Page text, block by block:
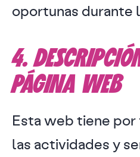
oportunas durante
4.
PÁGINA WEB
Esta web tiene
las actividades y